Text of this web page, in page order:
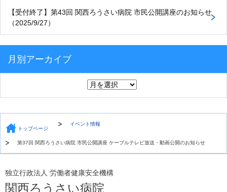
【受付終了】第43回 関西ろうさい病院 市民公開講座のお知らせ
（2025/9/27）
月別アーカイブ
トップページ
イベント情報
第37回 関西ろうさい病院 市民公開講座 ケーブルテレビ放送・動画公開のお知らせ
独立行政法人 労働者健康安全機構
関西ろうさい病院